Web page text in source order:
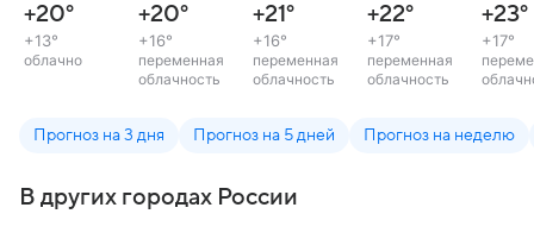
+20°
+13°
облачно
+20°
+16°
переменная
облачность
+21°
+16°
переменная
облачность
+22°
+17°
переменная
облачность
+23°
+17°
Прогноз на 3 дня Прогноз на 5 дней Прогноз на неделю
В других городах России